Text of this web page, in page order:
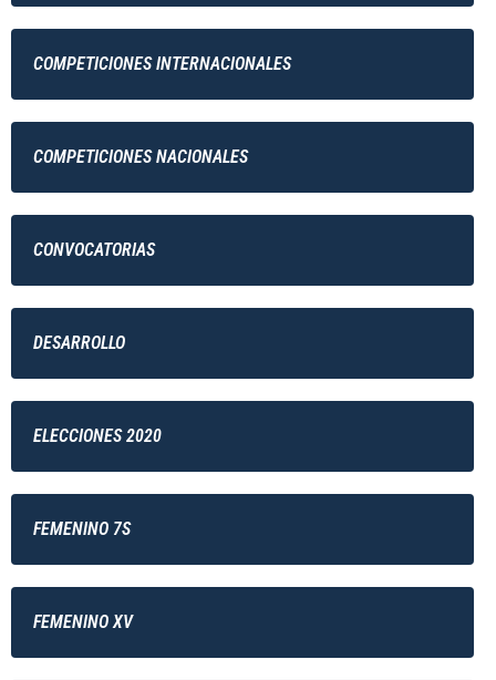
COMPETICIONES INTERNACIONALES
COMPETICIONES NACIONALES
CONVOCATORIAS
DESARROLLO
ELECCIONES 2020
FEMENINO 7S
FEMENINO XV